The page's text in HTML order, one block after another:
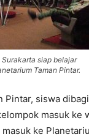
Surakarta siap belajar
Taman Pintar.
Pintar, siswa
masuk ke
ke